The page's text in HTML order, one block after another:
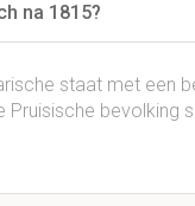
na 1815?
staat met een
Pruisische bevolking